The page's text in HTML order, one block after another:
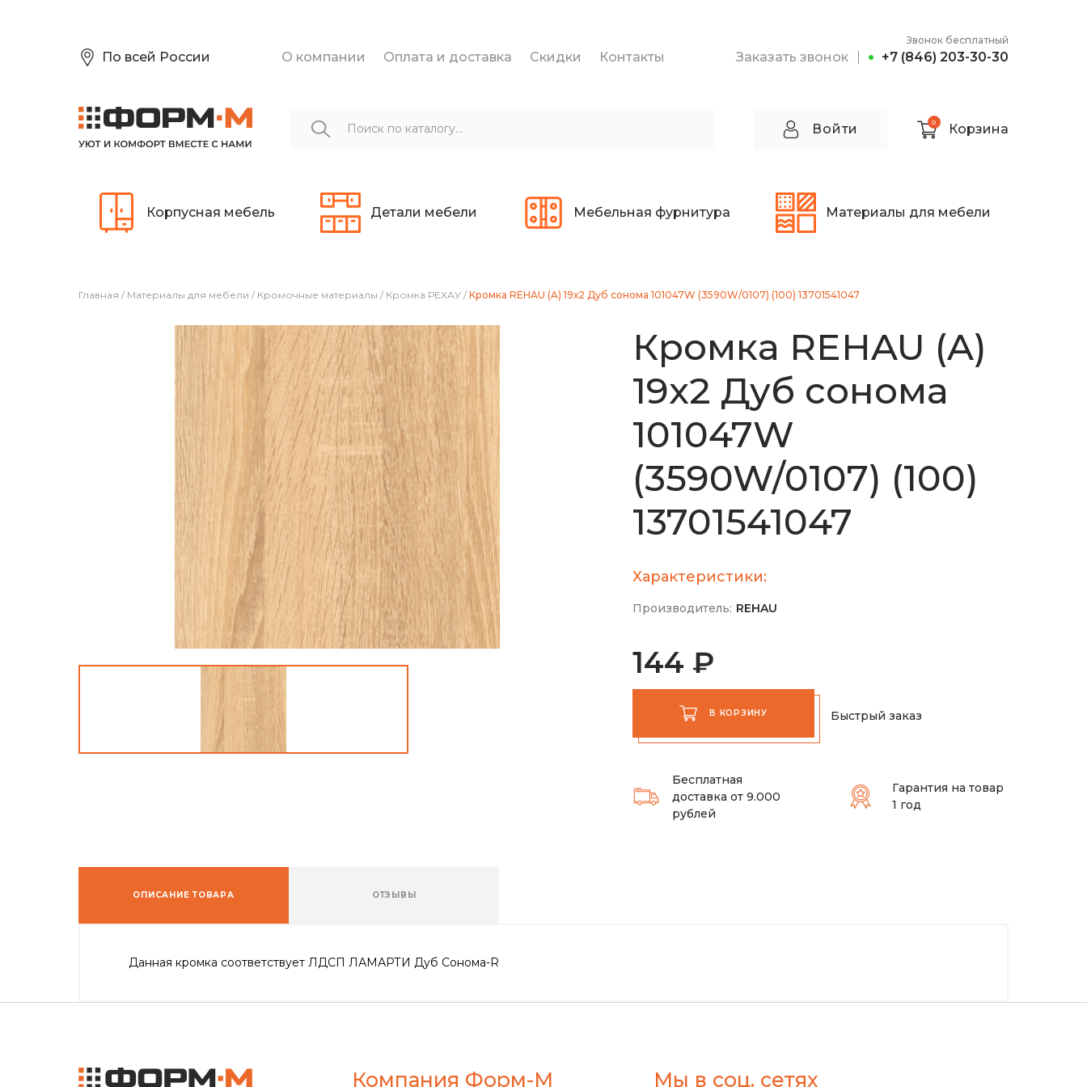
По всей России О компании Оплата и доставка Скидки Контакты Заказать звонок
Звонок бесплатный
+7 (846) 203-30-30
Войти 0 Корзина
Корпусная мебель Детали мебели Мебельная фурнитура Материалы для мебели
Главная / Материалы для мебели / Кромочные материалы / Кромка РЕХАУ / Кромка REHAU (A) 19х2 Дуб сонома 101047W (3590W/0107) (100) 13701541047
Кромка REHAU (A)
19х2 Дуб сонома
101047W
(3590W/0107) (100)
13701541047
Характеристики:
Производитель: REHAU
144 ₽
В КОРЗИНУ Быстрый заказ
Бесплатная
доставка от 9.000
рублей
Гарантия на товар
1 год
ОПИСАНИЕ ТОВАРА ОТЗЫВЫ
Данная кромка соответствует ЛДСП ЛАМАРТИ Дуб Сонома-R
Компания Форм-М Мы в соц. сетях